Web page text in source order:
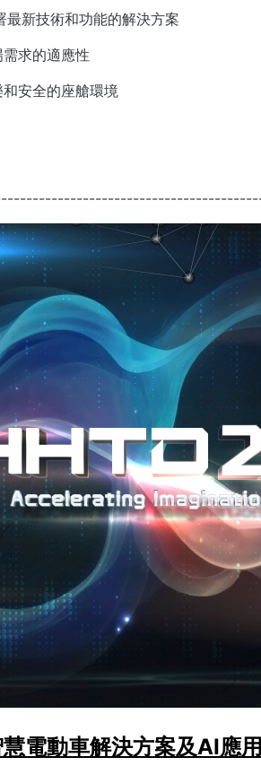
最新技術和功能的解決方案
求的適應性
安全的座艙環境
電動車解決方案及AI應用